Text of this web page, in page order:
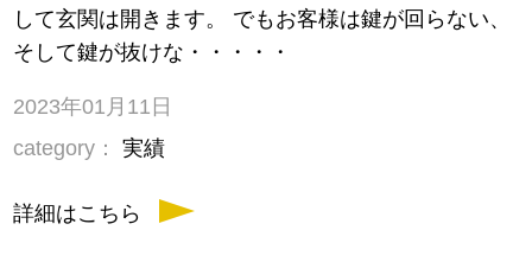
して玄関は開きます。 でもお客様は鍵が回らない、
そして鍵が抜けな・・・・・
2023年01月11日
category：
実績
詳細はこちら